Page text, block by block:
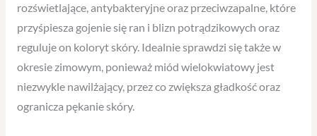
rozświetlające, antybakteryjne oraz przeciwzapalne, które
przyśpiesza gojenie się ran i blizn potrądzikowych oraz
reguluje on koloryt skóry. Idealnie sprawdzi się także w
okresie zimowym, ponieważ miód wielokwiatowy jest
niezwykle nawilżający, przez co zwiększa gładkość oraz
ogranicza pękanie skóry.